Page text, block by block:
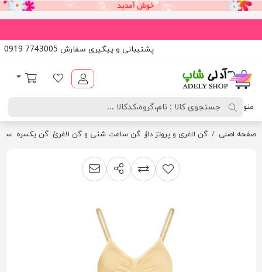
پشتیبانی و پیگیری سفارش 7743005 0919
لیست مورد علاقه
سبد خرید
منو
صفحه اصلی گن لاغری و پروتز دار گن ساعت شنی و گن لاغری گن یکسره
افزودن به لیست مقایسه
اشتراک گذاریپیشنهاد به دوست